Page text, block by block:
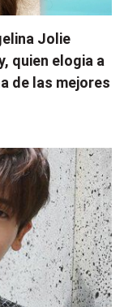
Jolie
quien elogia a
de las mejores